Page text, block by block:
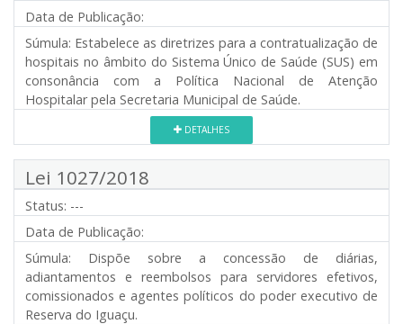
Data de Publicação:
Súmula: Estabelece as diretrizes para a contratualização de
hospitais no âmbito do Sistema Único de Saúde (SUS) em
consonância com a Política Nacional de Atenção
Hospitalar pela Secretaria Municipal de Saúde.
DETALHES
Lei 1027/2018
Status: ---
Data de Publicação:
Súmula: Dispõe sobre a concessão de diárias,
adiantamentos e reembolsos para servidores efetivos,
comissionados e agentes políticos do poder executivo de
Reserva do Iguaçu.